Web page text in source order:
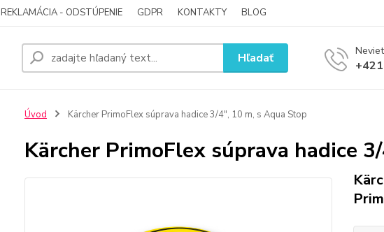
REKLAMÁCIA - ODSTÚPENIE GDPR KONTAKTY BLOG
Hľadať
Úvod Kärcher PrimoFlex súprava hadice 3/4″, 10 m, s Aqua Stop
Kärcher PrimoFlex súprava hadice